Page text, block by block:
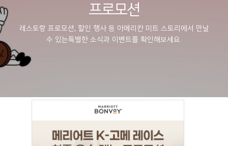
프로모션
레스토랑 프로모션, 할인 행사 등 아메리칸 미트 스토리에서 만날
수 있는특별한 소식과 이벤트를 확인해보세요.